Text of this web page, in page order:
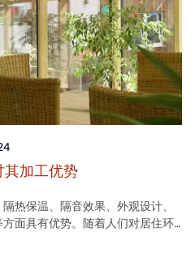
其加工优势
热保温、隔音效果、外观设计、
面具有优势。随着人们对居住环